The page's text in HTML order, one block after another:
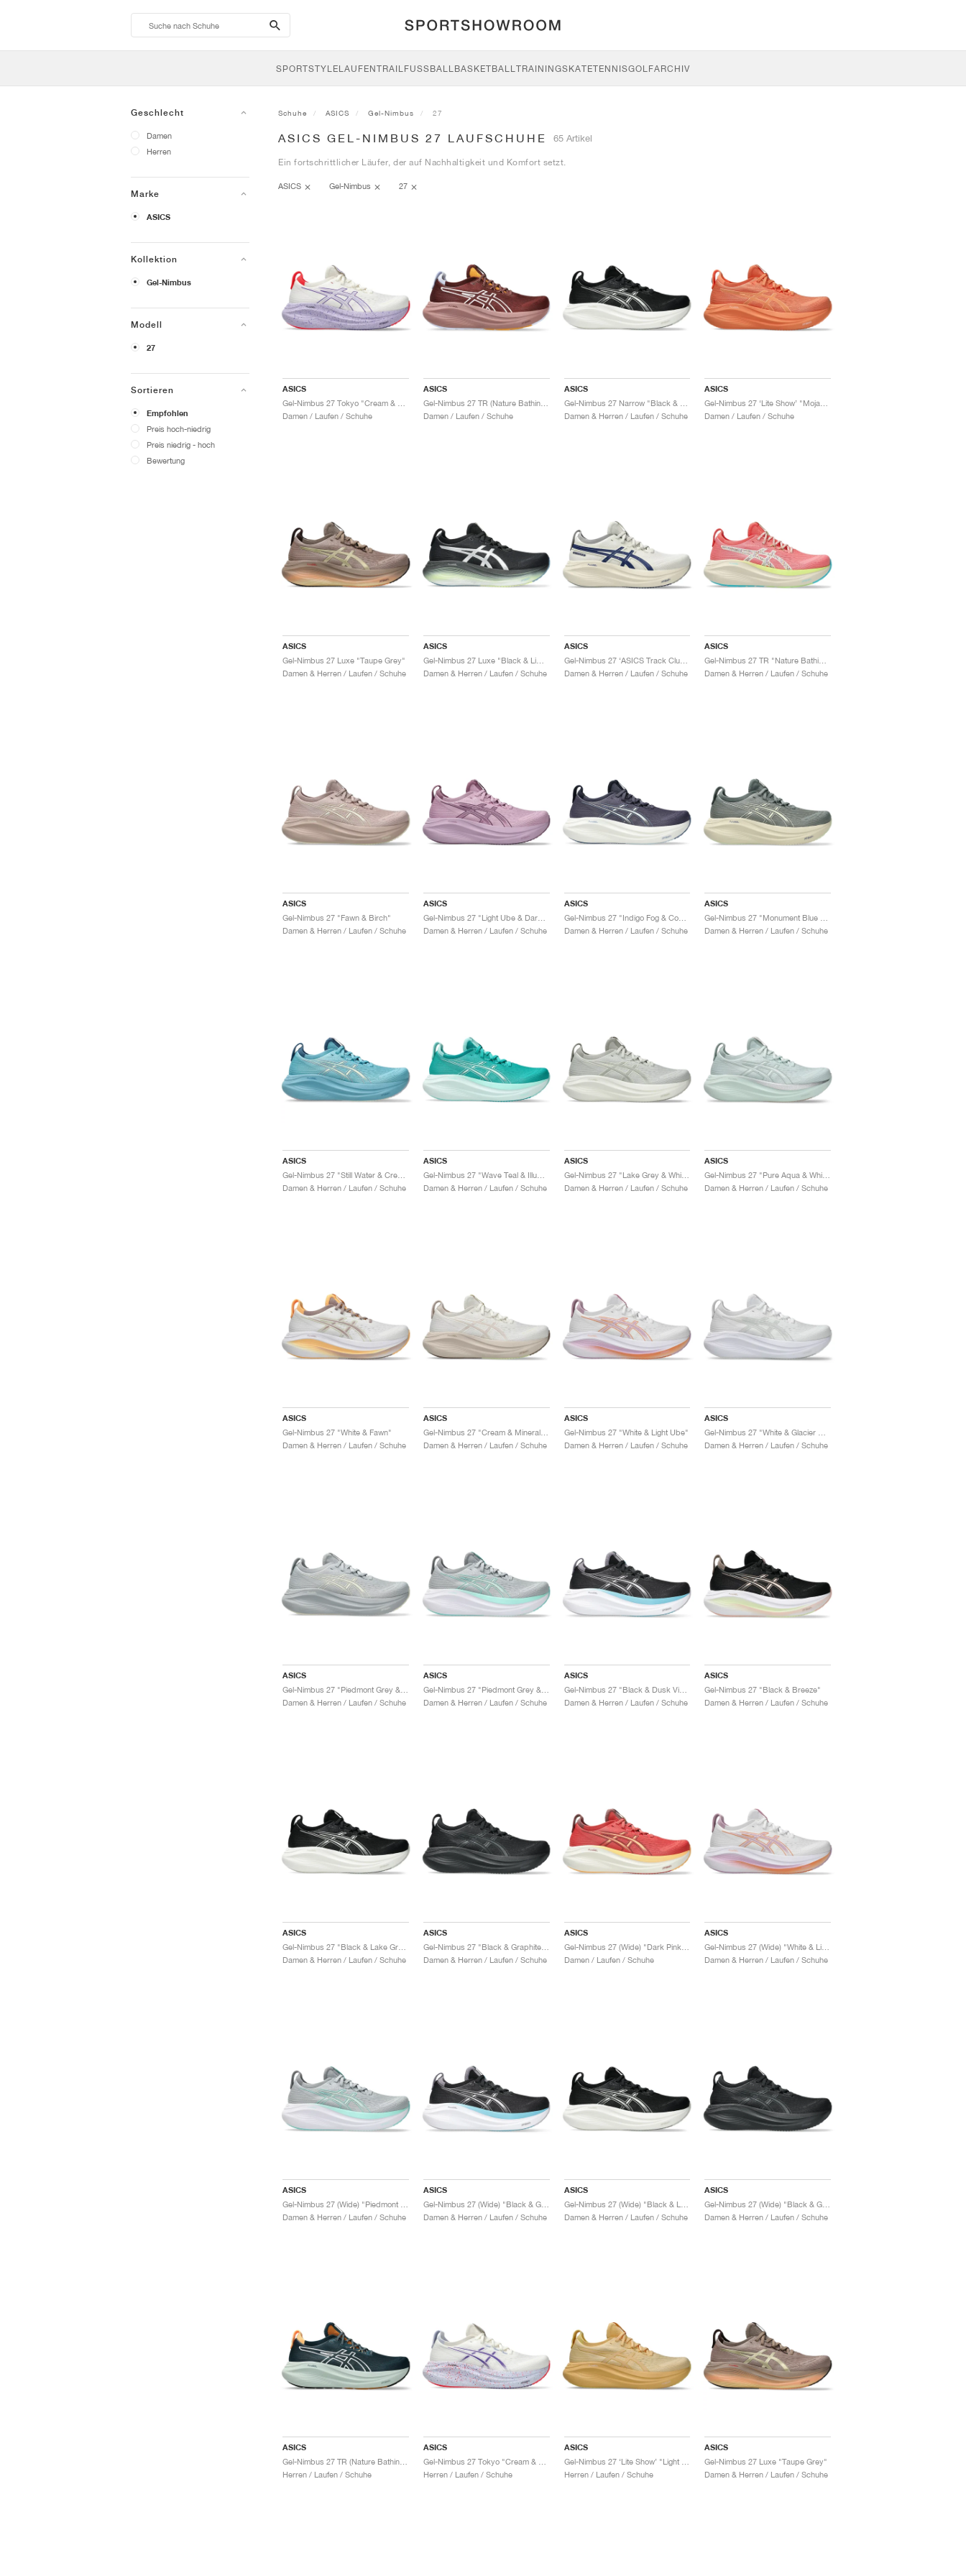
search-
btn
SPORTSTYLELAUFENTRAILFUSSBALL BASKETBALLTRAININGSKATETENNISGOLFARCHIV
Geschlecht
Damen
Herren
Marke
ASICS
Kollektion
Gel-Nimbus
Modell
27
Sortieren
Empfohlen
Preis hoch-niedrig
Preis niedrig - hoch
Bewertung
Schuhe ASICS Gel-Nimbus 27
ASICS GEL-NIMBUS 27 LAUFSCHUHE 65 Artikel
Ein fortschrittlicher Läufer, der auf Nachhaltigkeit und Komfort setzt.
ASICS Gel-Nimbus 27
ASICS
Damen / Laufen / Schuhe
ASICS
Gel-Nimbus 27 TR (Nature Bathing) "Dark Red Planet"
Damen / Laufen / Schuhe
ASICS
Damen & Herren / Laufen / Schuhe
ASICS
Damen / Laufen / Schuhe
ASICS
Gel-Nimbus 27 Luxe "Taupe Grey"
Damen & Herren / Laufen / Schuhe
ASICS
Gel-Nimbus 27 Luxe "Black & Lime"
Damen & Herren / Laufen / Schuhe
ASICS
Gel-Nimbus 27 ‘ASICS Track Club’ "Birch & Indigo Blue"
Damen & Herren / Laufen / Schuhe
ASICS
Damen & Herren / Laufen / Schuhe
ASICS
Gel-Nimbus 27 "Fawn & Birch"
Damen & Herren / Laufen / Schuhe
ASICS
Gel-Nimbus 27 "Light Ube & Dark Ube"
Damen & Herren / Laufen / Schuhe
ASICS
Gel-Nimbus 27 "Indigo Fog & Cool Grey"
Damen & Herren / Laufen / Schuhe
ASICS
Damen & Herren / Laufen / Schuhe
ASICS
Damen & Herren / Laufen / Schuhe
ASICS
Gel-Nimbus 27 "Wave Teal & Illuminate Mint"
Damen & Herren / Laufen / Schuhe
ASICS
Gel-Nimbus 27 "Lake Grey & White Sage"
Damen & Herren / Laufen / Schuhe
ASICS
Damen & Herren / Laufen / Schuhe
ASICS
Gel-Nimbus 27 "White & Fawn"
Damen & Herren / Laufen / Schuhe
ASICS
Gel-Nimbus 27 "Cream & Mineral Beige"
Damen & Herren / Laufen / Schuhe
ASICS
Gel-Nimbus 27 "White & Light Ube"
Damen & Herren / Laufen / Schuhe
ASICS
Damen & Herren / Laufen / Schuhe
ASICS
Damen & Herren / Laufen / Schuhe
ASICS
Damen & Herren / Laufen / Schuhe
ASICS
Gel-Nimbus 27 "Black & Dusk Violet"
Damen & Herren / Laufen / Schuhe
ASICS
Gel-Nimbus 27 "Black & Breeze"
Damen & Herren / Laufen / Schuhe
ASICS
Damen & Herren / Laufen / Schuhe
ASICS
Gel-Nimbus 27 "Black & Graphite Grey"
Damen & Herren / Laufen / Schuhe
ASICS
Damen / Laufen / Schuhe
ASICS
Damen & Herren / Laufen / Schuhe
ASICS
Damen & Herren / Laufen / Schuhe
ASICS
Gel-Nimbus 27 (Wide) "Black & Graphite Grey"
Damen & Herren / Laufen / Schuhe
ASICS
Damen & Herren / Laufen / Schuhe
ASICS
Damen & Herren / Laufen / Schuhe
ASICS
Herren / Laufen / Schuhe
ASICS
Herren / Laufen / Schuhe
ASICS
Herren / Laufen / Schuhe
ASICS
Gel-Nimbus 27 Luxe "Taupe Grey"
Damen & Herren / Laufen / Schuhe